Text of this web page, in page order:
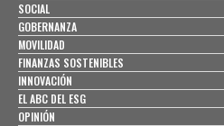
SOCIAL
GOBERNANZA
MOVILIDAD
FINANZAS SOSTENIBLES
INNOVACIÓN
EL ABC DEL ESG
OPINIÓN